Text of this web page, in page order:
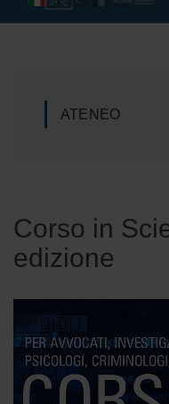
ATENEO
Corso in
edizione